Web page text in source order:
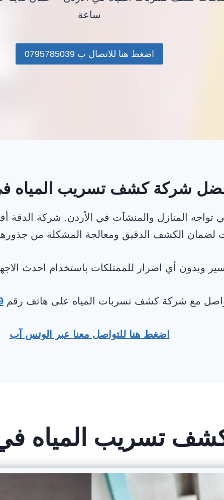
ساعة
اضغط هنا للاتصال ب 0795785039
شركة كشف تسريب المياه
تواجه المنازل والمنشآت في الأردن. شركة الدقة
لضمان الكشف الدقيق ومعالجة المشكلة من
وبدون أي اضرار للممتلكات باستخدام احدث
مع شركة كشف تسربات المياه على هاتف رقم
اضغط هنا للتواصل معنا عبر الوتس آب
تسريب المياه في